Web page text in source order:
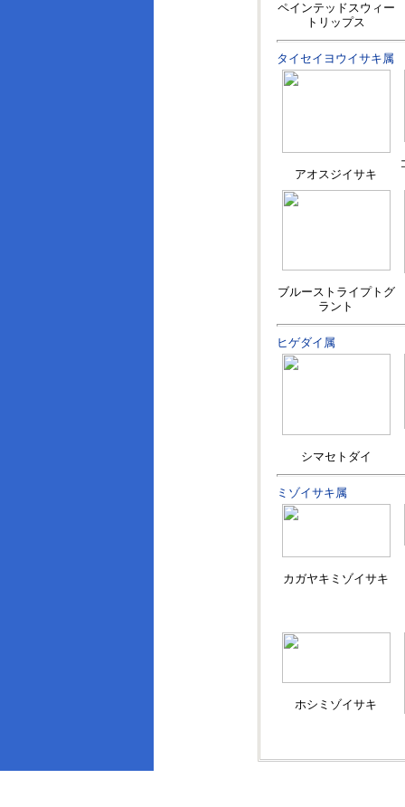
ペインテッドスウィー
トリップス
タイセイヨウイサキ属
アオスジイサキ
ブルーストライプトグ
ラント
ヒゲダイ属
シマセトダイ
ミゾイサキ属
カガヤキミゾイサキ
ホシミゾイサキ